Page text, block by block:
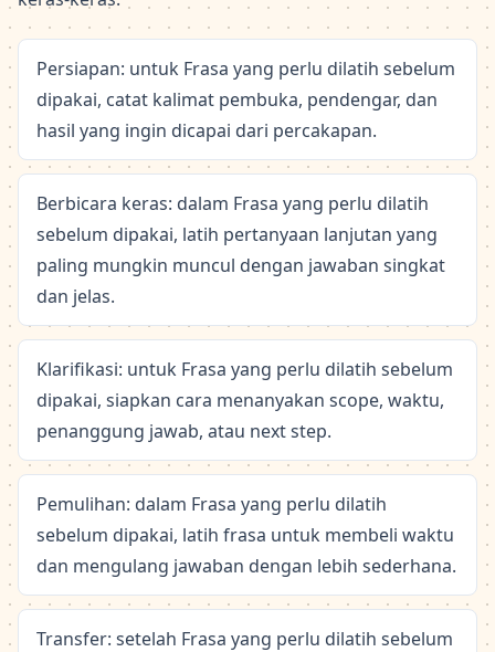
Persiapan: untuk Frasa yang perlu dilatih sebelum
dipakai, catat kalimat pembuka, pendengar, dan
hasil yang ingin dicapai dari percakapan.
Berbicara keras: dalam Frasa yang perlu dilatih
sebelum dipakai, latih pertanyaan lanjutan yang
paling mungkin muncul dengan jawaban singkat
dan jelas.
Klarifikasi: untuk Frasa yang perlu dilatih sebelum
dipakai, siapkan cara menanyakan scope, waktu,
penanggung jawab, atau next step.
Pemulihan: dalam Frasa yang perlu dilatih
sebelum dipakai, latih frasa untuk membeli waktu
dan mengulang jawaban dengan lebih sederhana.
Transfer: setelah Frasa yang perlu dilatih sebelum